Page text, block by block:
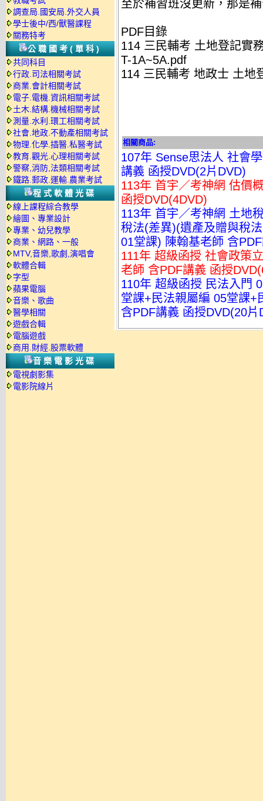
調查局.國安局.外交人員
學士後中/西/獸醫課程
關務特考
公職國考(單科)
共同科目
行政.司法相關考試
商業.會計相關考試
電子.電機.資訊相關考試
土木.結構.機械相關考試
測量.水利.環工相關考試
社會.地政.不動產相關考試
物理.化學.插醫.私醫考試
教育.觀光.心理相關考試
警察,消防,法類相關考試
鐵路.郵政.運輸.農業考試
程式軟體光碟
線上課程綜合教學
繪圖、專業設計
專業、幼兒教學
商業、網路、一般
MTV,音樂,歌劇,演唱會
軟體合輯
字型
蘋果電腦
音樂、歌曲
醫學相關
遊戲合輯
電腦遊戲
商用.財經.股票軟體
音樂電影光碟
電視劇影集
電影院線片
至於補習班沒更新，那是
PDF目錄
114 三民輔考 土地登記實
T-1A~5A.pdf
114 三民輔考 地政士 土地
相關商品:
107年 Sense思法人 社會
講義 函授DVD(2片DVD)
113年 首宇／考神網 估價
函授DVD(4DVD)
113年 首宇／考神網 土地
稅法(差異)(遺產及贈與稅
01堂課) 陳翰基老師 含
111年 超級函授 社會政策
老師 含PDF講義 函授
110年 超級函授 民法入門
堂課+民法親屬編 05堂課+
含PDF講義 函授DVD(20片